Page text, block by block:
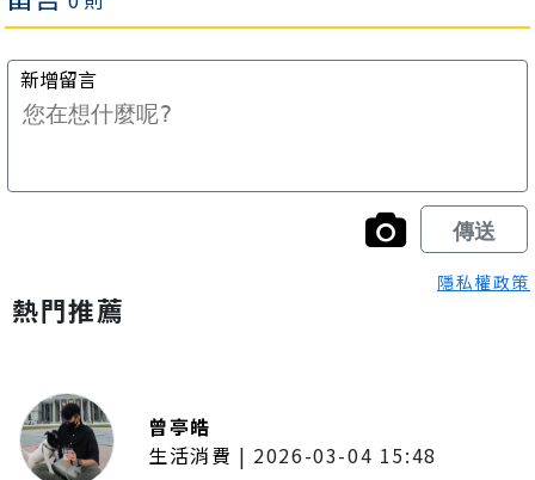
隱私權政策
熱門推薦
曾亭皓
生活消費 | 2026-03-04 15:48